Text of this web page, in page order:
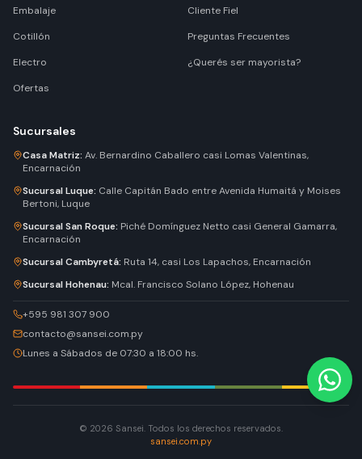
Embalaje
Cotillón
Electro
Ofertas
Cliente Fiel
Preguntas Frecuentes
¿Querés ser mayorista?
Sucursales
Casa Matriz: Av. Bernardino Caballero casi Lomas Valentinas,
Encarnación
Sucursal Luque: Calle Capitán Bado entre Avenida Humaitá y Moises
Bertoni, Luque
Sucursal San Roque: Piché Domínguez Netto casi General Gamarra,
Encarnación
Sucursal Cambyretá: Ruta 14, casi Los Lapachos, Encarnación
Sucursal Hohenau: Mcal. Francisco Solano López, Hohenau
+595 981 307 900
contacto@sansei.com.py
Lunes a Sábados de 07:30 a 18:00 hs.
© 2026 Sansei. Todos los derechos reservados.
sansei.com.py